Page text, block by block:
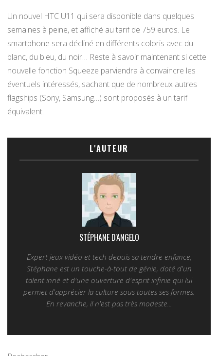
Un nouvel HTC U11 qui sera disponible dans quelques
semaines à peine, et affiché au tarif de 759 euros. Le
smartphone sera décliné en différents coloris avec du
blanc, du bleu, du noir… Reste à savoir maintenant si cette
nouvelle fonction Squeeze parviendra à convaincre les
éventuels intéressés, sachant que de nombreux autres
flagships (Sony, Samsung…) sont proposés à un tarif
équivalent.
L'AUTEUR
STÉPHANE D'ANGELO
Expert jeux vidéo et tech depuis sa tendre enfance,
Stéphane est un touche-à-tout de génie, doté d'un
talent inné et d'une ouverture d'esprit infinie qui lui
permet d'apprécier la culture sous toutes ses formes.
En revanche, il n'est pas très modeste...